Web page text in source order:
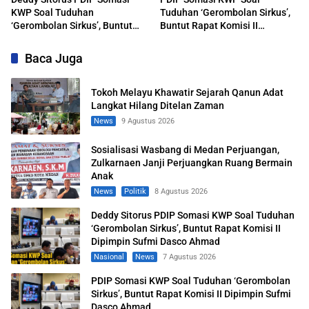
KWP Soal Tuduhan
‘Gerombolan Sirkus’, Buntut
Dasco Ahmad
Tuduhan ‘Gerombolan Sirkus’,
Buntut Rapat Komisi II
Baca Juga
Tokoh Melayu Khawatir Sejarah Qanun Adat
Langkat Hilang Ditelan Zaman
News 9 Agustus 2026
Sosialisasi Wasbang di Medan Perjuangan,
Zulkarnaen Janji Perjuangkan Ruang Bermain
Anak
News Politik 8 Agustus 2026
Deddy Sitorus PDIP Somasi KWP Soal Tuduhan
‘Gerombolan Sirkus’, Buntut Rapat Komisi II
Dipimpin Sufmi Dasco Ahmad
Nasional News 7 Agustus 2026
PDIP Somasi KWP Soal Tuduhan ‘Gerombolan
Sirkus’, Buntut Rapat Komisi II Dipimpin Sufmi